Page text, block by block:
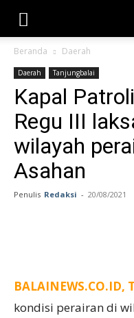
Beranda Daerah
Daerah Tanjungbalai
Kapal
Regu III
wilayah
Asahan
Penulis Redaksi - 20/08/2021
BALAINEWS.CO.ID,
kondisi perairan di